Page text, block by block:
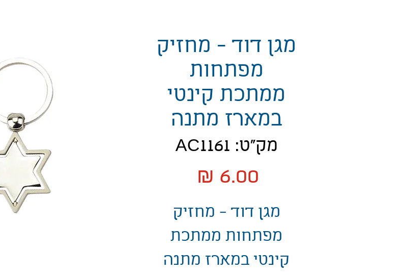
מגן דוד - מחזיק
מפתחות
ממתכת קינטי
במארז מתנה
מק"ט: AC1161
מגן דוד - מחזיק
מפתחות ממתכת
קינטי במארז מתנה